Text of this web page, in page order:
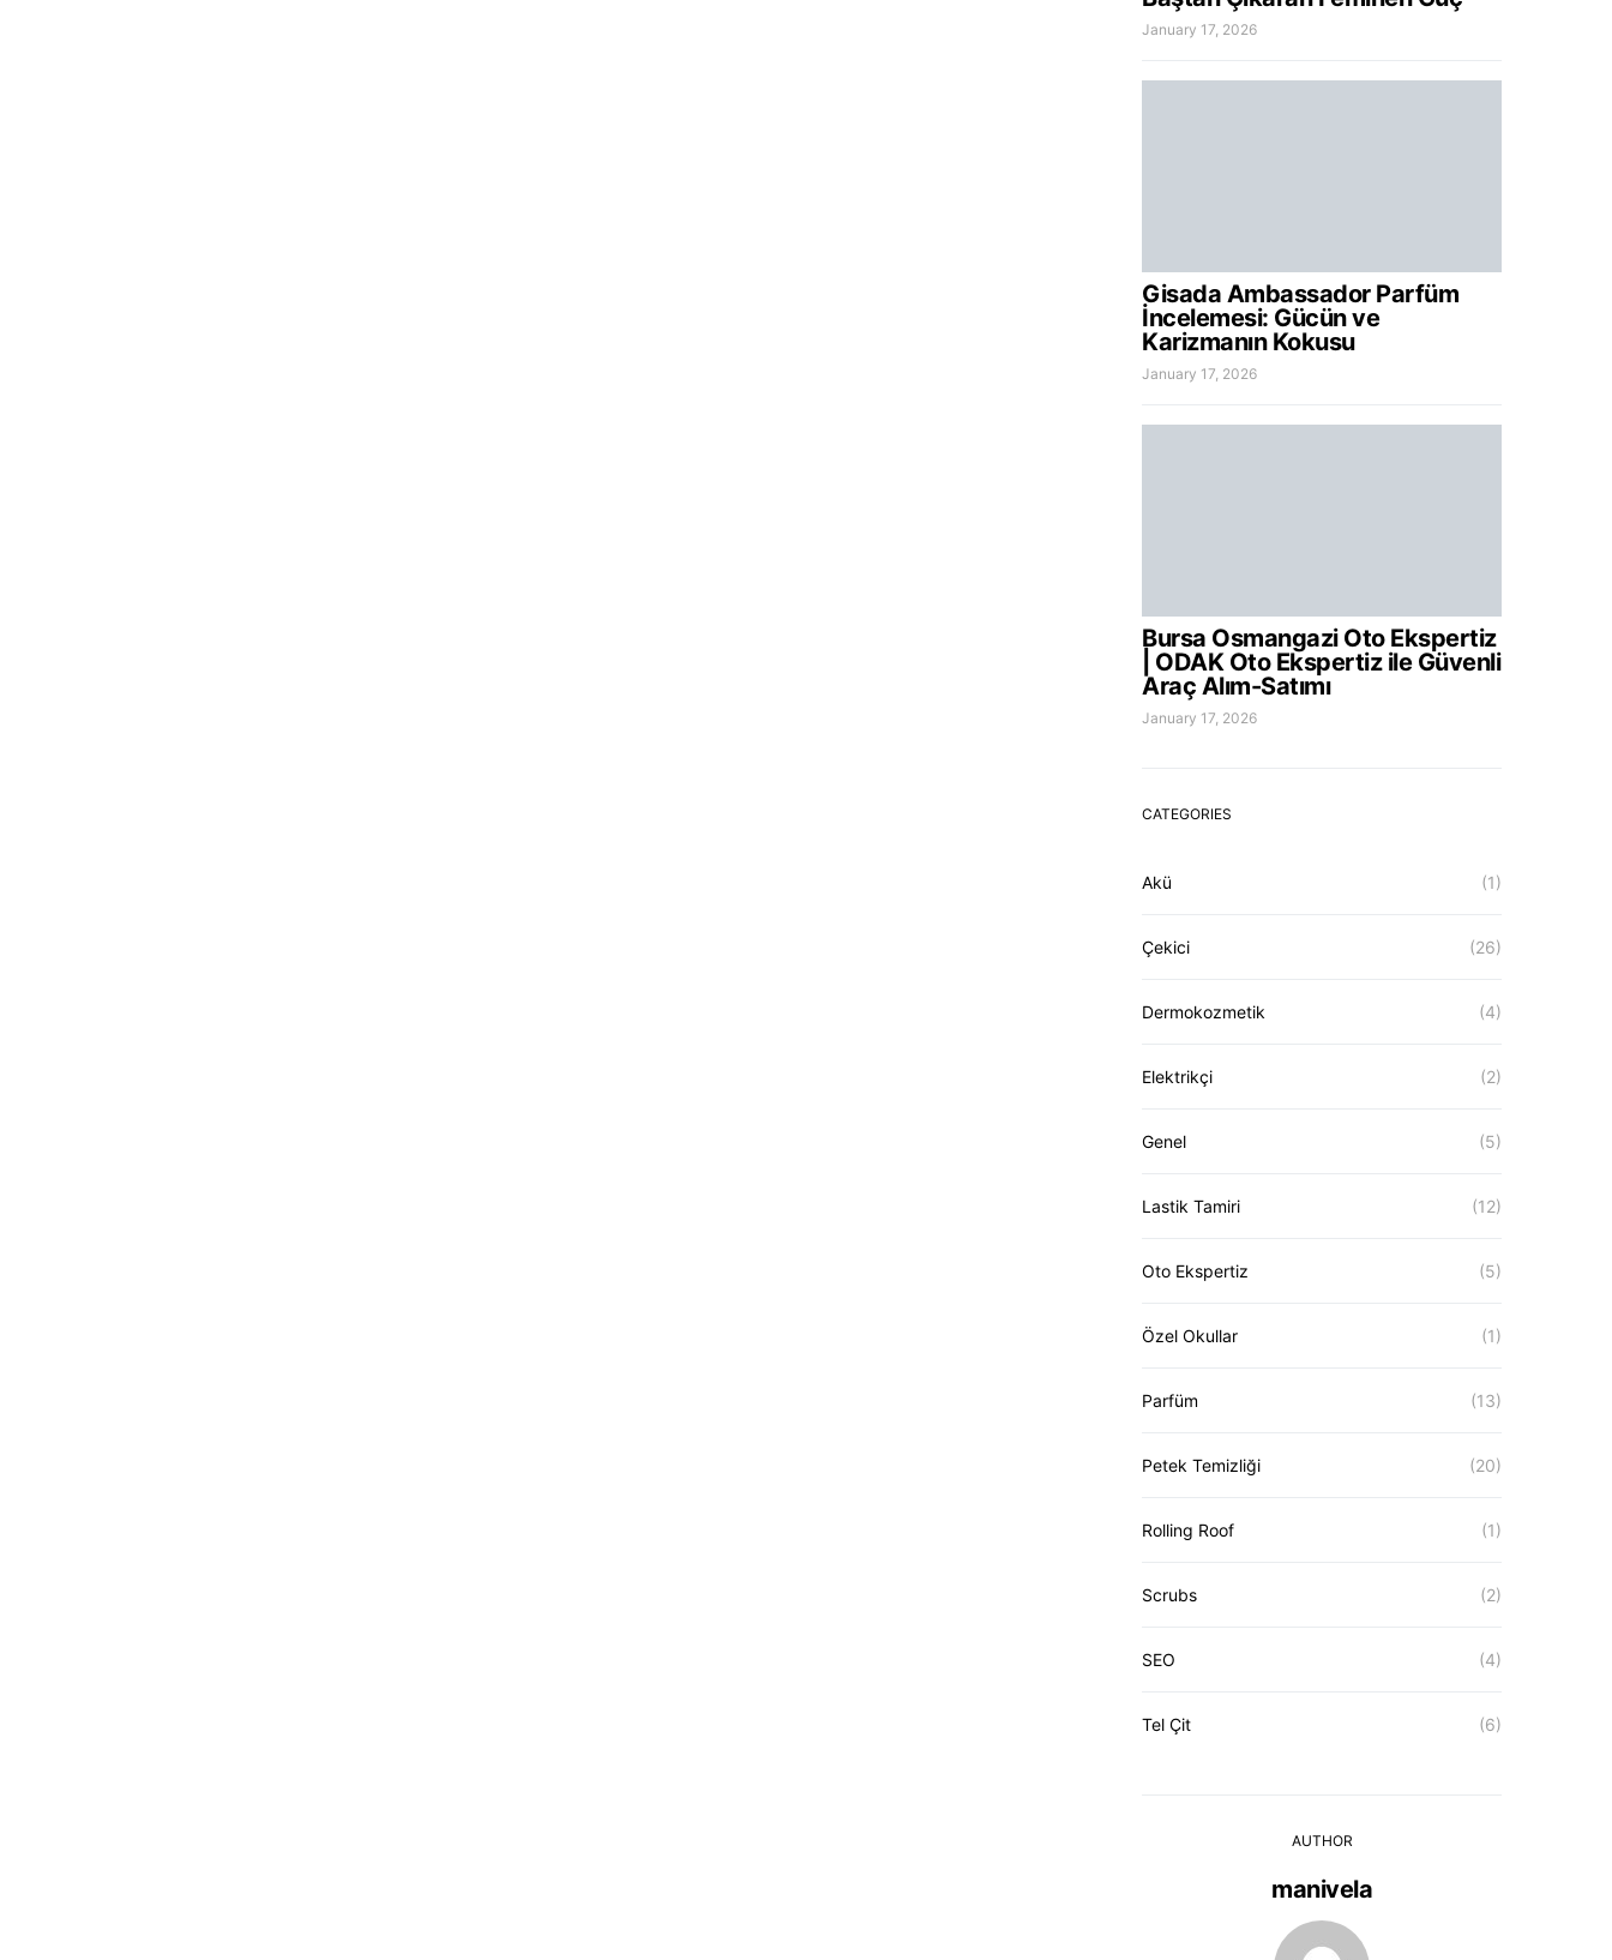
January 17, 2026
Gisada Ambassador Parfüm
İncelemesi: Gücün ve
Karizmanın Kokusu
January 17, 2026
Bursa Osmangazi Oto Ekspertiz
| ODAK Oto Ekspertiz ile Güvenli
Araç Alım-Satımı
January 17, 2026
CATEGORIES
Akü (1)
Çekici (26)
Dermokozmetik (4)
Elektrikçi (2)
Genel (5)
Lastik Tamiri (12)
Oto Ekspertiz (5)
Özel Okullar (1)
Parfüm (13)
Petek Temizliği (20)
Rolling Roof (1)
Scrubs (2)
SEO (4)
Tel Çit (6)
AUTHOR
manivela